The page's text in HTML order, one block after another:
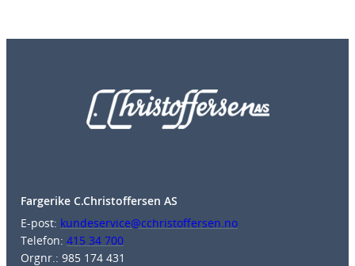
Fargerike C.Christoffersen AS
E-post: kundeservice@cchristoffersen.no
Telefon: 415 34 700
Orgnr.: 985 174 431